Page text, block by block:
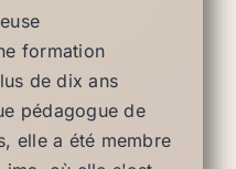
formation
de dix ans
pédagogue de
elle a été membre